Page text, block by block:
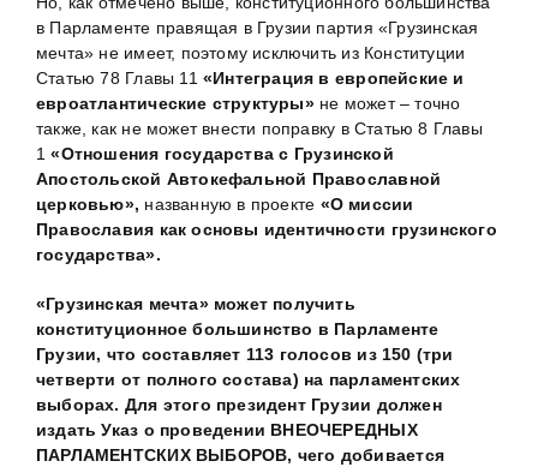
в Парламенте правящая в Грузии партия «Грузинская
мечта» не имеет, поэтому исключить из Конституции
Статью 78 Главы 11 «Интеграция в европейские и
евроатлантические структуры» не может – точно
также, как не может внести поправку в Статью 8 Главы
1 «Отношения государства с Грузинской
Апостольской Автокефальной Православной
церковью», названную в проекте «О миссии
Православия как основы идентичности грузинского
государства».
«Грузинская мечта» может получить
конституционное большинство в Парламенте
Грузии, что составляет 113 голосов из 150 (три
четверти от полного состава) на парламентских
выборах. Для этого президент Грузии должен
издать Указ о проведении ВНЕОЧЕРЕДНЫХ
ПАРЛАМЕНТСКИХ ВЫБОРОВ, чего добивается